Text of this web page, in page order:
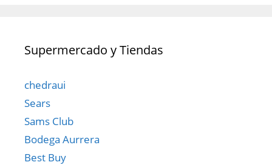
Supermercado y Tiendas
chedraui
Sears
Sams Club
Bodega Aurrera
Best Buy